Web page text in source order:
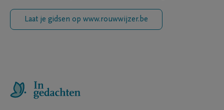
Laat je gidsen op www.rouwwijzer.be